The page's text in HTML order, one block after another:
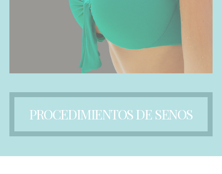
PROCEDIMIENTOS DE SENOS